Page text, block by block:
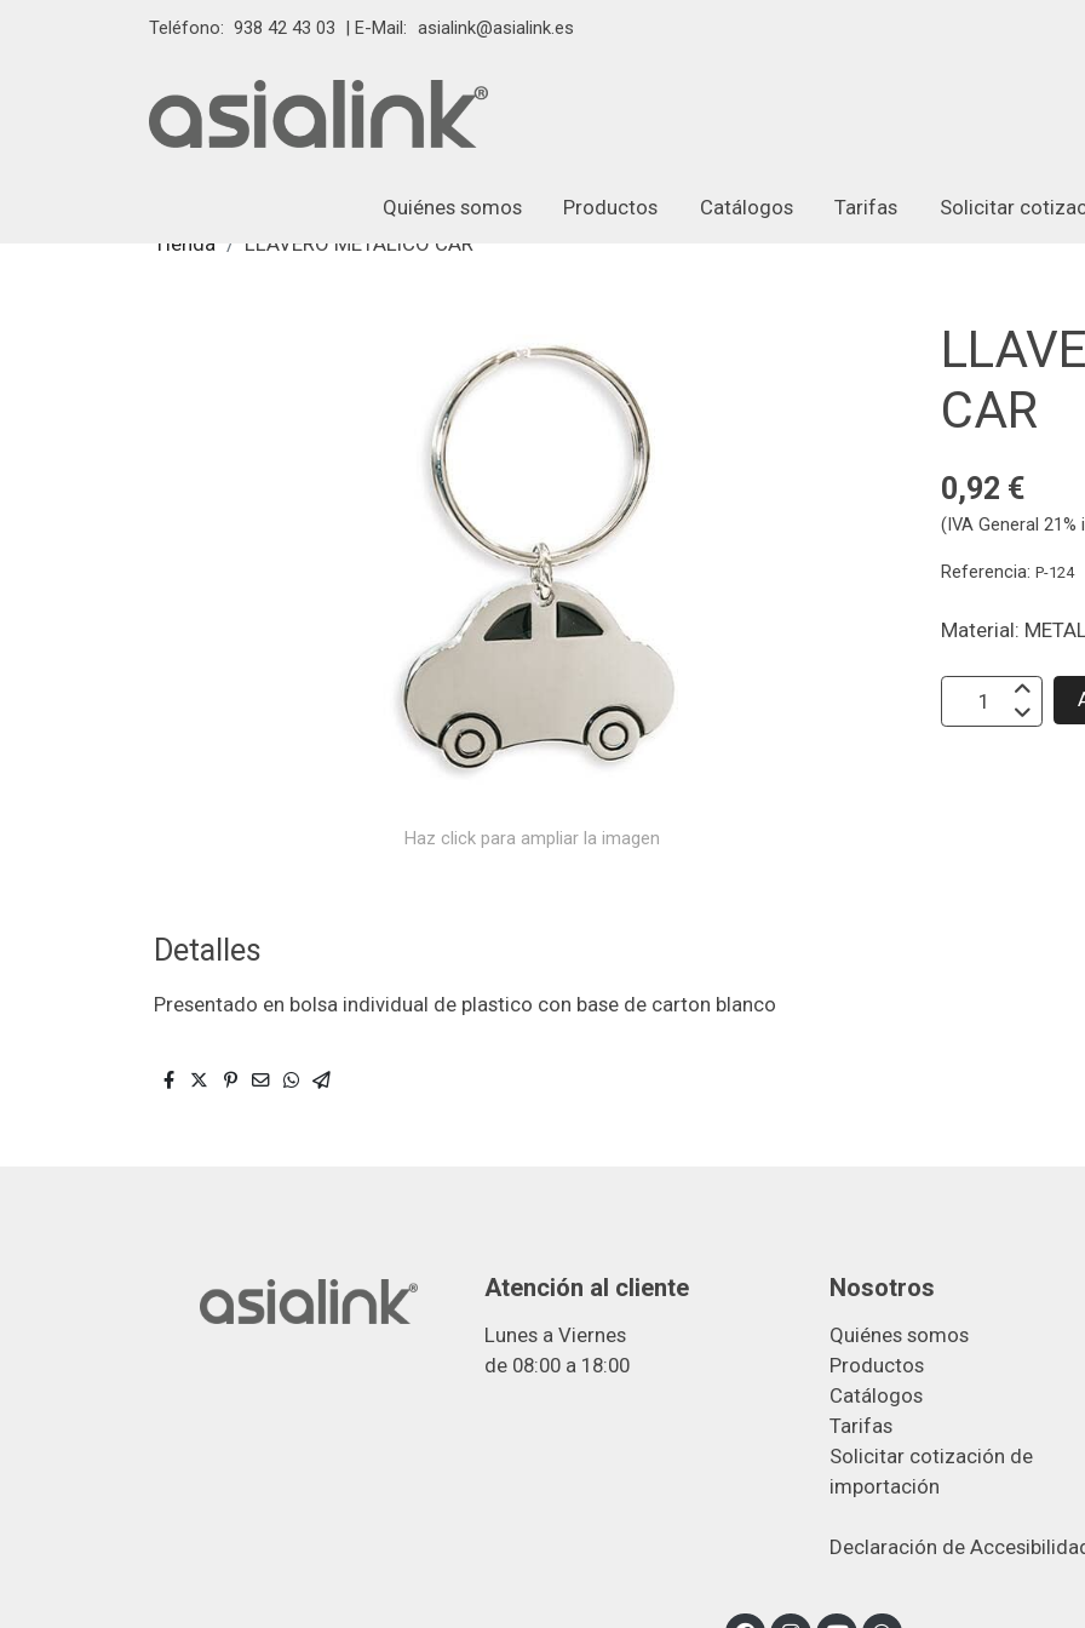
Teléfono: 938 42 43 03 | E-Mail: asialink@asialink.es
Quiénes somos Productos Catálogos Tarifas Solicitar
Tienda
LLAVERO METALICO CAR
Haz click para ampliar la imagen
Detalles
Presentado en bolsa individual de plastico con base de carton blanco
CAR
0,92 €
(IVA General 21%
Referencia:P-124
Material:
Atención al cliente
Lunes a Viernes
de 08:00 a 18:00
Nosotros
Quiénes somos
Productos
Catálogos
Tarifas
Solicitar cotización de
importación
Declaración de